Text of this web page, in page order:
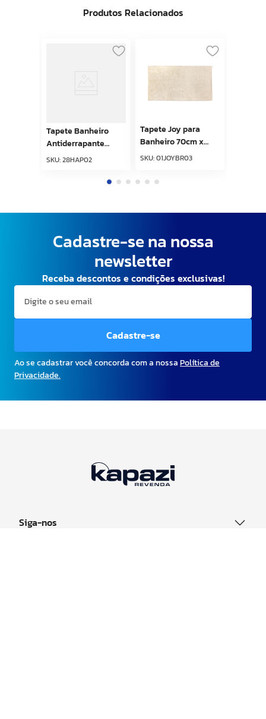
Produtos Relacionados
Tapete Banheiro
Antiderrapante
Happy Azul 40cm x
SKU:28HAP02
Tapete Joy para
Banheiro 70cm x
130cm Branco
SKU:01JOYBR03
Cadastre-se na nossa
newsletter
Receba descontos e condições exclusivas!
Cadastre-se
Ao se cadastrar você concorda com a nossaPolítica de
Privacidade.
Siga-nos